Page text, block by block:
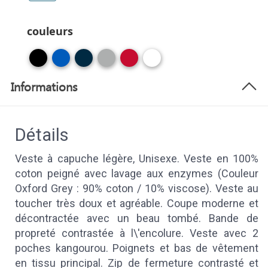
couleurs
Informations
Détails
Veste à capuche légère, Unisexe. Veste en 100%
coton peigné avec lavage aux enzymes (Couleur
Oxford Grey : 90% coton / 10% viscose). Veste au
toucher très doux et agréable. Coupe moderne et
décontractée avec un beau tombé. Bande de
propreté contrastée à l\'encolure. Veste avec 2
poches kangourou. Poignets et bas de vêtement
en tissu principal. Zip de fermeture contrasté et